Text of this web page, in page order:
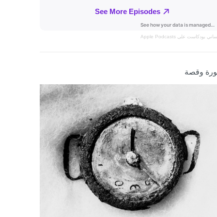
بودكاست على Apple Podcasts
وقصة